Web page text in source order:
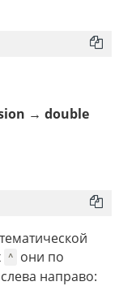
→ double
^ они по
направо: